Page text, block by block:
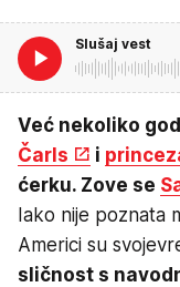
Slušaj vest
Već nekoliko
Čarls
i
ćerku. Zove se
Iako nije poznata
Americi su
sličnost s